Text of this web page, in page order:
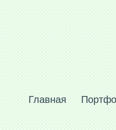
Главная